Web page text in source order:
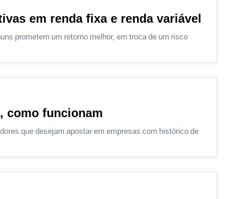
em renda fixa e renda variável
prometem um retorno melhor, em troca de um risco
como funcionam
que desejam apostar em empresas com histórico de